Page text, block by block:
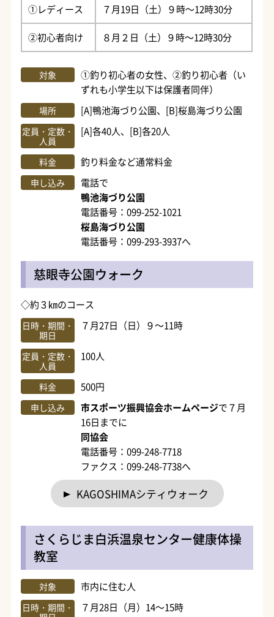
①レディース ７月19日（土）９時～12時30分
②初心者向け ８月２日（土）９時～12時30分
対象
①釣り初心者の女性、②釣り初心者（い
ずれも小学生以下は保護者同伴）
場所 [A]鴨池海づり公園、[B]桜島海づり公園
定員・定数・
人員
[A]各40人、[B]各20人
料金 釣り料金など通常料金
申し込み
電話で
鴨池海づり公園
電話番号：099-252-1021
桜島海づり公園
電話番号：099-293-3937へ
慈眼寺公園ウォーク
◇約３㎞のコース
日時・期間・
期日
７月27日（日）９～11時
定員・定数・
人員
100人
料金 500円
申し込み 市スポーツ振興協会ホームページで７月
16日までに
同協会
電話番号：099-248-7718
ファクス：099-248-7738へ
KAGOSHIMAシティウォーク
さくらじま白浜温泉センター健康体操
教室
対象 市内に住む人
日時・期間・
７月28日（月）14～15時